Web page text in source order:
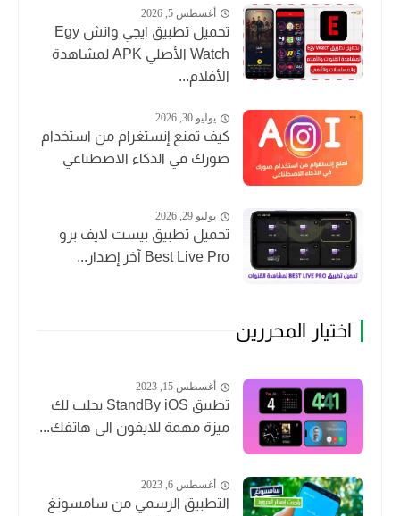
أغسطس 5, 2026
تحميل تطبيق ايجي واتش Egy
Watch الأصلي APK لمشاهدة
الأفلام...
يوليو 30, 2026
كيف تمنع إنستغرام من استخدام
صورك في الذكاء الاصطناعي
يوليو 29, 2026
تحميل تطبيق بيست لايف برو
Best Live Pro آخر إصدار...
اختيار المحررين
أغسطس 15, 2023
تطبيق StandBy iOS يجلب لك
ميزة مهمة للايفون الى هاتفك...
أغسطس 6, 2023
التطبيق الرسمي من سامسونغ